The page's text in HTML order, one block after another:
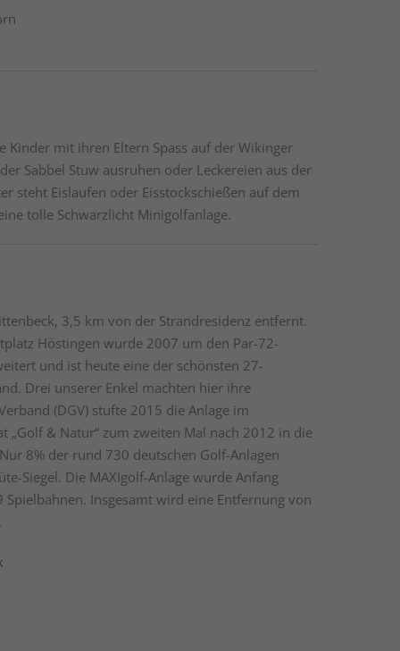
Kinder mit ihren Eltern Spass auf der Wikinger
Sabbel Stuw ausruhen oder Leckereien aus der
steht Eislaufen oder Eisstockschießen auf dem
tolle Schwarzlicht Minigolfanlage.
3,5 km von der Strandresidenz entfernt.
Höstingen wurde 2007 um den Par-72-
und ist heute eine der schönsten 27-
Drei unserer Enkel machten hier ihre
(DGV) stufte 2015 die Anlage im
„Golf & Natur“ zum zweiten Mal nach 2012 in die
8% der rund 730 deutschen Golf-Anlagen
Siegel. Die MAXIgolf-Anlage wurde Anfang
Insgesamt wird eine Entfernung von